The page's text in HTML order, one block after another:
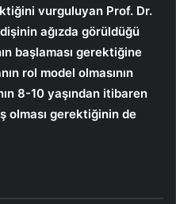
vurguluyan Prof. Dr.
ağızda görüldüğü
başlaması gerektiğine
rol model olmasının
8-10 yaşından itibaren
olması gerektiğinin de